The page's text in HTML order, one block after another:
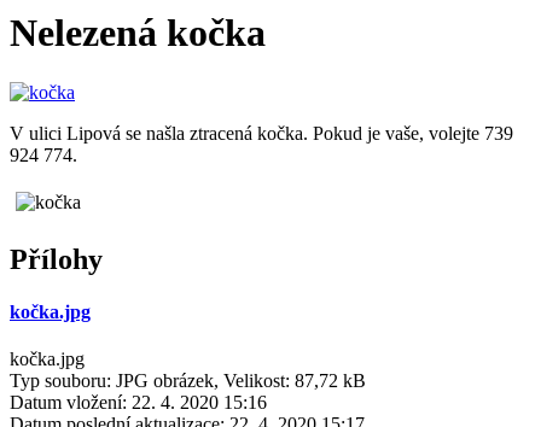
Nelezená kočka
V ulici Lipová se našla ztracená kočka. Pokud je vaše, volejte 739
924 774.
Přílohy
kočka.jpg
kočka.jpg
Typ souboru: JPG obrázek, Velikost: 87,72 kB
Datum vložení: 22. 4. 2020 15:16